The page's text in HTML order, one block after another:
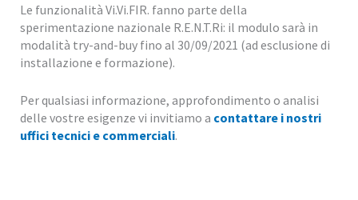
Le funzionalità Vi.Vi.FIR. fanno parte della
sperimentazione nazionale R.E.N.T.Ri: il modulo sarà in
modalità try-and-buy fino al 30/09/2021 (ad esclusione di
installazione e formazione).
Per qualsiasi informazione, approfondimento o analisi
delle vostre esigenze vi invitiamo a contattare i nostri
uffici tecnici e commerciali.